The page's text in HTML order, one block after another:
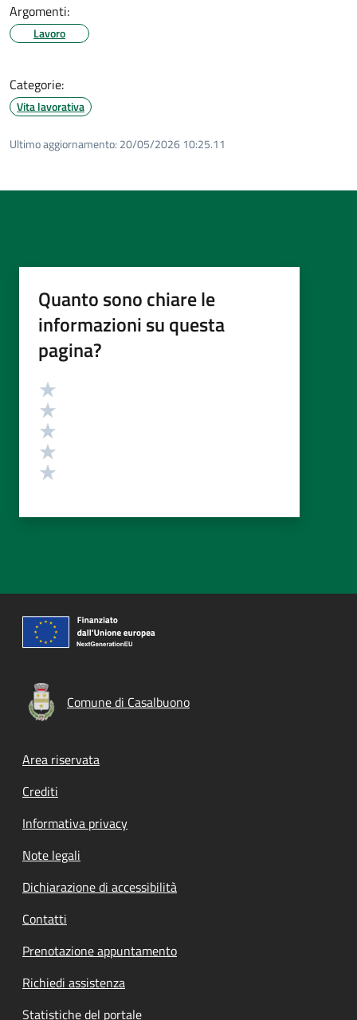
Argomenti:
Lavoro
Categorie:
Vita lavorativa
Ultimo aggiornamento: 20/05/2026 10:25.11
Quanto sono chiare le
informazioni su questa
pagina?
Valutazione
Comune di Casalbuono
Footer menu
Area riservata
Crediti
Informativa privacy
Note legali
Dichiarazione di accessibilità
Contatti
Prenotazione appuntamento
Richiedi assistenza
Statistiche del portale